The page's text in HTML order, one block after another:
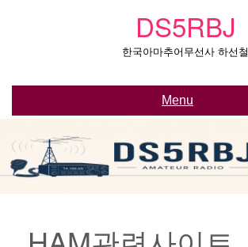
DS5RBJ
한국아마추어무선사 하선철
Menu